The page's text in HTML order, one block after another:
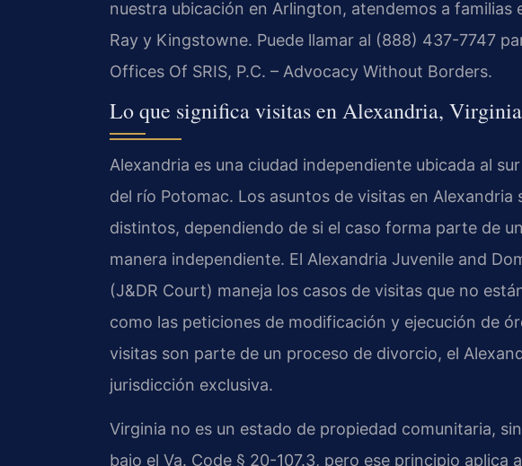
nuestra ubicación en Arlington, atendemos a familias
Ray y Kingstowne. Puede llamar al (888) 437-7747
Offices Of SRIS, P.C. – Advocacy Without Borders.
Lo que significa visitas en Alexandria, Virginia
Alexandria es una ciudad independiente ubicada al
del río Potomac. Los asuntos de visitas en
distintos, dependiendo de si el caso forma parte de
manera independiente. El Alexandria Juvenile and
(J&DR Court) maneja los casos de visitas que no
como las peticiones de modificación y ejecución de
visitas son parte de un proceso de divorcio, el
jurisdicción exclusiva.
Virginia no es un estado de propiedad comunitaria,
bajo el Va. Code § 20-107.3, pero ese principio aplica